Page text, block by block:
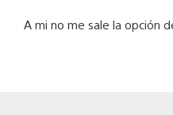
A mi no me sale la opción